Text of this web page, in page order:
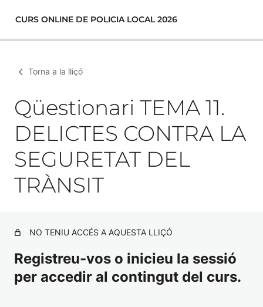
CURS ONLINE DE POLICIA LOCAL 2026
Torna a la lliçó
Qüestionari TEMA 11.
DELICTES CONTRA LA
SEGURETAT DEL
TRÀNSIT
NO TENIU ACCÉS A AQUESTA LLIÇÓ
Registreu-vos o inicieu la sessió
per accedir al contingut del curs.